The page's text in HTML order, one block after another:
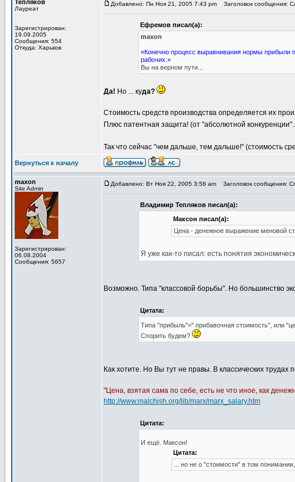
Тепляков
Лауреат
Зарегистрирован:
19.09.2005
Сообщения: 554
Откуда: Харьков
Добавлено: Пн Ноя 21, 2005 7:43 pm Заголовок сообщения:
Ефремов писал(а):
maxon
«Конечно процесс выравнивания нормы прибыли
рабочих.»
Вы на верном пути...
Да! Но ... куда?
Стоимость средств производства определяется их
Плюс патентная защита! (от "абсолютной
Так что сейчас "чем дальше, тем дальше!" (стоимость
Вернуться к началу
maxon
Site Admin
Зарегистрирован:
06.08.2004
Сообщения: 5657
Добавлено: Вт Ноя 22, 2005 3:58 am Заголовок сообщения:
Владимир Тепляков писал(а):
Максон писал(а):
Цена - денежное выражение меновой
Я уже как-то писал: есть понятия
Возможно. Типа "классовой борьбы". Но большинство
Цитата:
Типа "прибыль"=" прибавочная стоимость", или
Спорить будем?
Как хотите. Но Вы тут не правы. В классических
"Цена, взятая сама по себе, есть не что иное, как
http://www.malchish.org/lib/marx/marx_salary.htm
Цитата:
И ещё. Максон!
Цитата:
... но не о "стоимости" в том